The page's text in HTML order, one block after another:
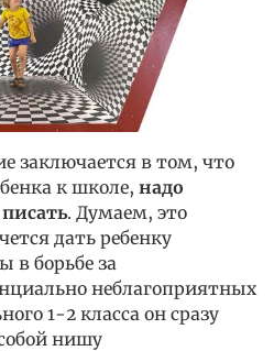
заключается в том, что
к школе, надо
. Думаем, это
дать ребенку
в борьбе за
неблагоприятных
1-2 класса он сразу
нишу